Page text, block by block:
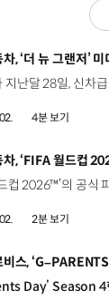
, ‘더 뉴 그랜저’
4분 보기
2분 보기
스,